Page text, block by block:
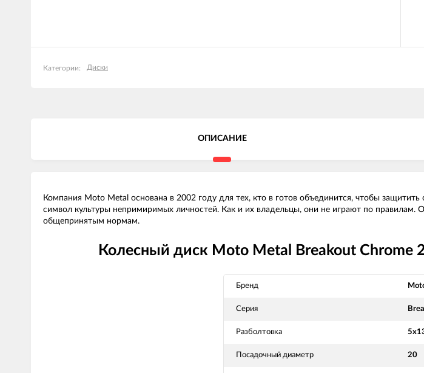
Категории: Диски
ОПИСАНИЕ
Компания Moto Metal основана в 2002 году для тех, кто в готов объединится, чтобы
символ культуры непримиримых личностей. Как и их владельцы, они не играют по
общепринятым нормам.
Колесный диск Moto Metal Breakout
Бренд
Серия
Разболтовка
Посадочный диаметр 20